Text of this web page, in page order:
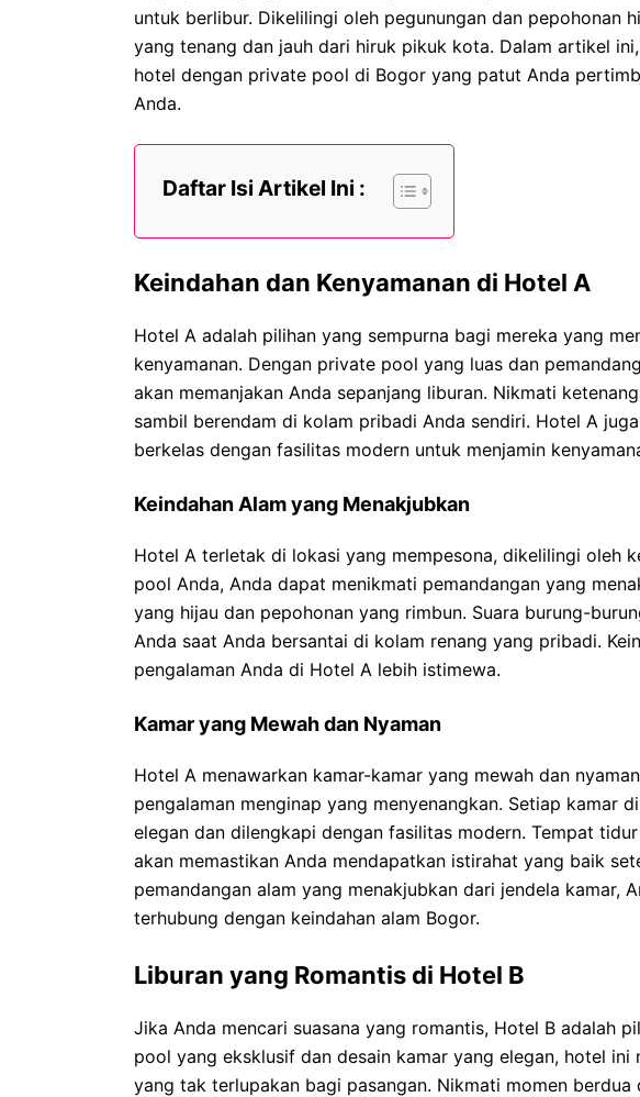
untuk berlibur. Dikelilingi oleh pegunungan dan pepohonan
yang tenang dan jauh dari hiruk pikuk kota. Dalam artikel
hotel dengan private pool di Bogor yang patut Anda
Anda.
Daftar Isi Artikel Ini :
Keindahan dan Kenyamanan di Hotel A
Hotel A adalah pilihan yang sempurna bagi mereka yang
kenyamanan. Dengan private pool yang luas dan
akan memanjakan Anda sepanjang liburan. Nikmati
sambil berendam di kolam pribadi Anda sendiri. Hotel A
berkelas dengan fasilitas modern untuk menjamin
Keindahan Alam yang Menakjubkan
Hotel A terletak di lokasi yang mempesona, dikelilingi oleh
pool Anda, Anda dapat menikmati pemandangan yang
yang hijau dan pepohonan yang rimbun. Suara burung-
Anda saat Anda bersantai di kolam renang yang pribadi.
pengalaman Anda di Hotel A lebih istimewa.
Kamar yang Mewah dan Nyaman
Hotel A menawarkan kamar-kamar yang mewah dan
pengalaman menginap yang menyenangkan. Setiap kamar
elegan dan dilengkapi dengan fasilitas modern. Tempat
akan memastikan Anda mendapatkan istirahat yang baik
pemandangan alam yang menakjubkan dari jendela kamar,
terhubung dengan keindahan alam Bogor.
Liburan yang Romantis di Hotel B
Jika Anda mencari suasana yang romantis, Hotel B adalah
pool yang eksklusif dan desain kamar yang elegan, hotel ini
yang tak terlupakan bagi pasangan. Nikmati momen